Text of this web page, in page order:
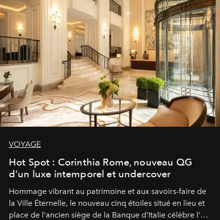
VOYAGE
Hot Spot : Corinthia Rome, nouveau QG
d'un luxe intemporel et undercover
Hommage vibrant au patrimoine et aux savoirs-faire de
la Ville Éternelle, le nouveau cinq étoiles situé en lieu et
place de l'ancien siège de la Banque d'Italie célèbre l'art